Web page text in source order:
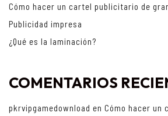
Cómo hacer un cartel publicitario de
Publicidad impresa
¿Qué es la laminación?
COMENTARIOS
pkrvipgamedownload en Cómo hacer un